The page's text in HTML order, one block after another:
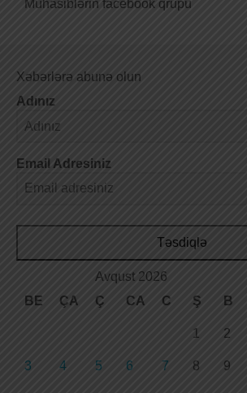
Xəbərlərə abunə olun
Adınız
Email Adresiniz
Təsdiqlə
Avqust 2026
BE
ÇA Ç CA C Ş B
1 2
3 4 5 6 7 8 9